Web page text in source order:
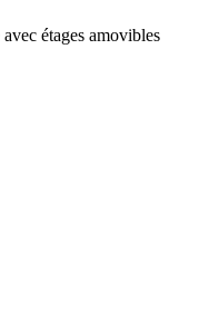
étages amovibles